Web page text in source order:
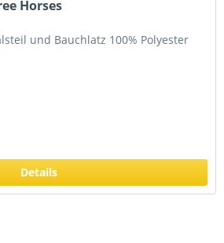
Horses
und Bauchlatz 100% Polyester
Details